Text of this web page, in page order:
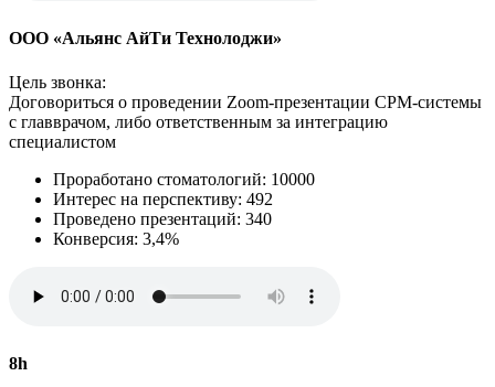
ООО «Альянс АйТи Технолоджи»
Цель звонка:
Договориться о проведении Zoom‑презентации СРМ-системы
с главврачом, либо ответственным за интеграцию
специалистом
Проработано стоматологий: 10000
Интерес на перспективу: 492
Проведено презентаций: 340
Конверсия: 3,4%
8h